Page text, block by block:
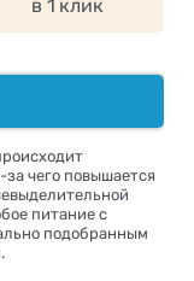
в 1 клик
чего повышается
питание с
подобранным